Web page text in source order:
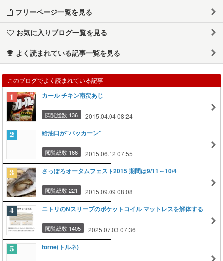
フリーページ一覧を見る
お気に入りブログ一覧を見る
よく読まれている記事一覧を見る
このブログでよく読まれている記事
カール チキン南蛮あじ
閲覧総数 136 2015.04.04 08:24
給油口が”パッカーン"
閲覧総数 166 2015.06.12 07:55
さっぽろオータムフェスト2015 期間は9/11～10/4
閲覧総数 221 2015.09.09 08:08
ニトリのNスリープのポケットコイル マットレスを解体する
閲覧総数 1405 2025.07.03 07:36
torne(トルネ)